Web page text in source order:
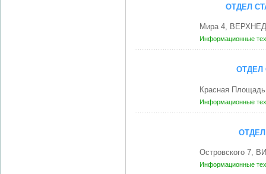
ОТДЕЛ
Мира 4,
Информационные
ОТДЕЛ
Красная
Информационные
Островского 7,
Информационные